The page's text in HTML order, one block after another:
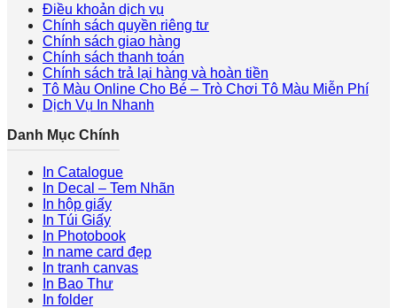
Điều khoản dịch vụ
Chính sách quyền riêng tư
Chính sách giao hàng
Chính sách thanh toán
Chính sách trả lại hàng và hoàn tiền
Tô Màu Online Cho Bé – Trò Chơi Tô Màu Miễn Phí
Dịch Vụ In Nhanh
Danh Mục Chính
In Catalogue
In Decal – Tem Nhãn
In hộp giấy
In Túi Giấy
In Photobook
In name card đẹp
In tranh canvas
In Bao Thư
In folder